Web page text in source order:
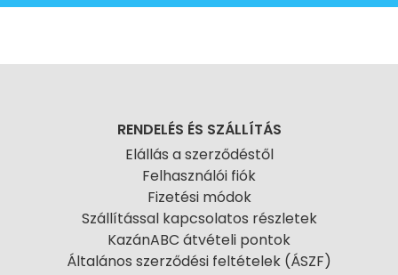
RENDELÉS ÉS SZÁLLÍTÁS
Elállás a szerződéstől
Felhasználói fiók
Fizetési módok
Szállítással kapcsolatos részletek
KazánABC átvételi pontok
Általános szerződési feltételek (ÁSZF)